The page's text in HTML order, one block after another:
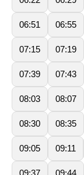
06:51 06:55
07:15 07:19
07:39 07:43
08:03 08:07
08:30 08:35
09:05 09:11